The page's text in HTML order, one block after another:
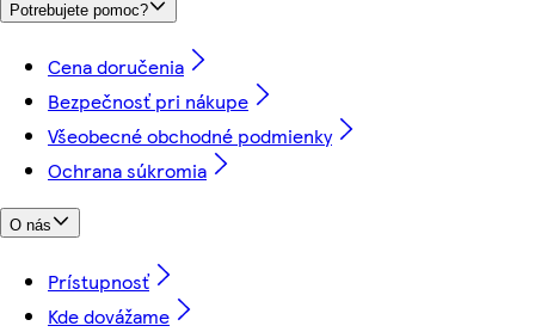
Potrebujete pomoc?
Cena doručenia
Bezpečnosť pri nákupe
Všeobecné obchodné podmienky
Ochrana súkromia
O nás
Prístupnosť
Kde dovážame